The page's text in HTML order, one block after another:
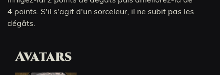
4 points. S'il s'agit d'un sorceleur, il ne subit pas les
dégâts.
Avatars